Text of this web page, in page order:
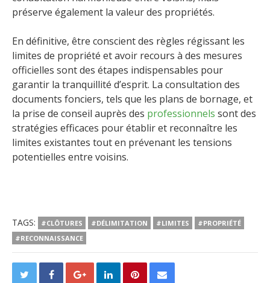
préserve également la valeur des propriétés.
En définitive, être conscient des règles régissant les
limites de propriété et avoir recours à des mesures
officielles sont des étapes indispensables pour
garantir la tranquillité d’esprit. La consultation des
documents fonciers, tels que les plans de bornage, et
la prise de conseil auprès des professionnels sont des
stratégies efficaces pour établir et reconnaître les
limites existantes tout en prévenant les tensions
potentielles entre voisins.
TAGS: #CLÔTURES #DÉLIMITATION #LIMITES
#PROPRIÉTÉ
#RECONNAISSANCE